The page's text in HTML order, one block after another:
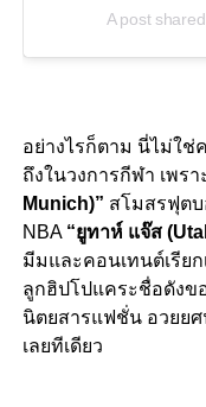
A post
อย่างไรก็ตาม นี่ไม่ใช่
ถึงในวงการกีฬา เพร
Munich)” สโมสรฟุตบ
NBA “ยูทาห์ แจ๊ส
มีมและคอนเทนต์เรียก
ลูกฮิปโปแคระชื่อดังข
นิตยสารแฟชั่น อวยยศ
เลยทีเดียว